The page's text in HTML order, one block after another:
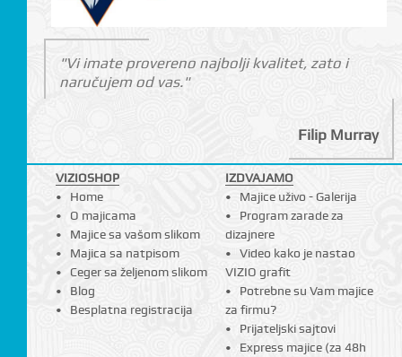
"Vi imate provereno najbolji kvalitet, zato i
naručujem od vas."
Filip Murray
VIZIOSHOP
Home
O majicama
Majice sa vašom slikom
Majica sa natpisom
Ceger sa željenom slikom
Blog
Besplatna registracija
IZDVAJAMO
Majice uživo - Galerija
Program zarade za
dizajnere
Video kako je nastao
VIZIO grafit
Potrebne su Vam majice
za firmu?
Prijateljski sajtovi
Express majice (za 48h